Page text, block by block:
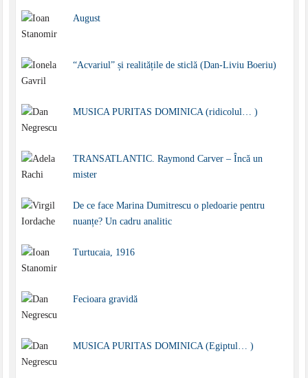
August
“Acvariul” și realitățile de sticlă (Dan-Liviu Boeriu)
MUSICA PURITAS DOMINICA (ridicolul… )
TRANSATLANTIC. Raymond Carver – Încă un
mister
De ce face Marina Dumitrescu o pledoarie pentru
nuanțe? Un cadru analitic
Turtucaia, 1916
Fecioara gravidă
MUSICA PURITAS DOMINICA (Egiptul… )